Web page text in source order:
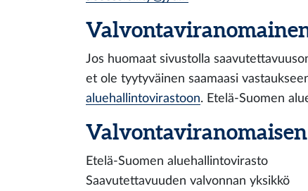
Jos huomaat sivustolla
et ole tyytyväinen saamaasi
aluehallintovirastoon. Etelä-Suomen
Etelä-Suomen aluehallintovirasto
Saavutettavuuden valvonnan yksikkö